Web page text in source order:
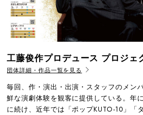
工藤俊作プロデュース プロジェ
団体詳細・作品一覧を見る
毎回、作・演出・出演・スタッフのメン
鮮な演劇体験を観客に提供している。年
に続け、近年では「ポップKUTO-10」「